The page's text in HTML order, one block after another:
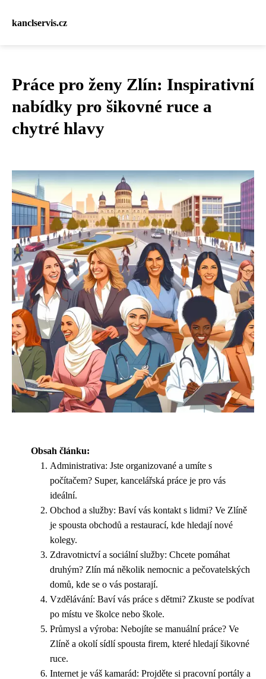
kanclservis.cz
Práce pro ženy Zlín: Inspirativní
nabídky pro šikovné ruce a
chytré hlavy
Obsah článku:
Administrativa: Jste organizované a umíte s
počítačem? Super, kancelářská práce je pro vás
ideální.
Obchod a služby: Baví vás kontakt s lidmi? Ve Zlíně
je spousta obchodů a restaurací, kde hledají nové
kolegy.
Zdravotnictví a sociální služby: Chcete pomáhat
druhým? Zlín má několik nemocnic a pečovatelských
domů, kde se o vás postarají.
Vzdělávání: Baví vás práce s dětmi? Zkuste se podívat
po místu ve školce nebo škole.
Průmysl a výroba: Nebojíte se manuální práce? Ve
Zlíně a okolí sídlí spousta firem, které hledají šikovné
ruce.
Internet je váš kamarád: Projděte si pracovní portály a